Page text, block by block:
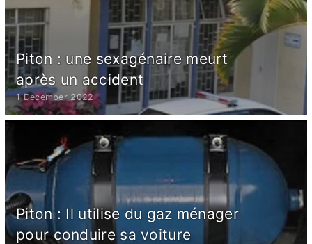
Piton : une sexagénaire meurt
après un accident
1 December 2022
Piton : Il utilise du gaz ménager
pour conduire sa voiture